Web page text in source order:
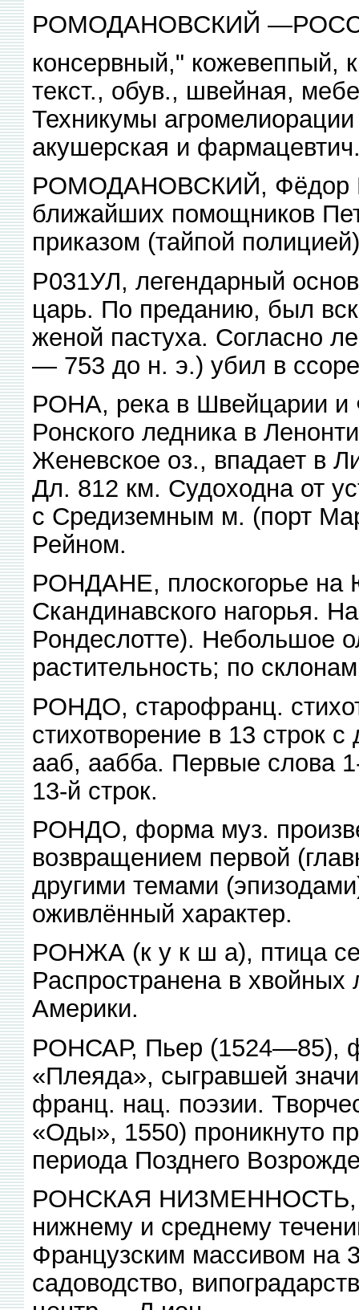
РОМОДАНОВСКИЙ
консервный," кожевеппый,
текст., обув., швейная,
Техникумы
акушерская и
РОМОДАНОВСКИЙ, Фёдор
ближайших помощников
приказом (тайпой
Р031УЛ, легендарный
царь. По преданию, был
женой пастуха. Согласно
— 753 до н. э.) убил в
РОНА, река в Швейцарии и
Ронского ледника в
Женевское оз., впадает в
Дл. 812 км. Судоходна от
с Средиземным м. (порт
Рейном.
РОНДАНЕ, плоскогорье на
Скандинавского нагорья.
Рондеслотте). Небольшое
растительность; по
РОНДО, старофранц.
стихотворение в 13 строк
ааб, аабба. Первые слова
13-й строк.
РОНДО, форма муз.
возвращением первой
другими темами
оживлённый характер.
РОНЖА (к у к ш а), птица
Распространена в
Америки.
РОНСАР, Пьер (1524—85),
«Плеяда», сыгравшей
франц. нац. поэзии.
«Оды», 1550) проникнуто
периода Позднего
РОНСКАЯ НИЗМЕННОСТЬ,
нижнему и среднему
Французским массивом на
садоводство,